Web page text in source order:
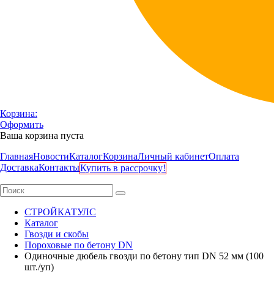
Корзина:
Оформить
Ваша корзина пуста
ГлавнаяНовостиКаталогКорзинаЛичный кабинетОплата
ДоставкаКонтактыКупить в рассрочку!
СТРОЙКАТУЛС
Каталог
Гвозди и скобы
Пороховые по бетону DN
Одиночные дюбель гвозди по бетону тип DN 52 мм (100
шт./уп)